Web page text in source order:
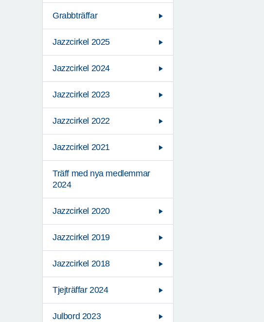
Grabbträffar
Jazzcirkel 2025
Jazzcirkel 2024
Jazzcirkel 2023
Jazzcirkel 2022
Jazzcirkel 2021
Träff med nya medlemmar
2024
Jazzcirkel 2020
Jazzcirkel 2019
Jazzcirkel 2018
Tjejträffar 2024
Julbord 2023